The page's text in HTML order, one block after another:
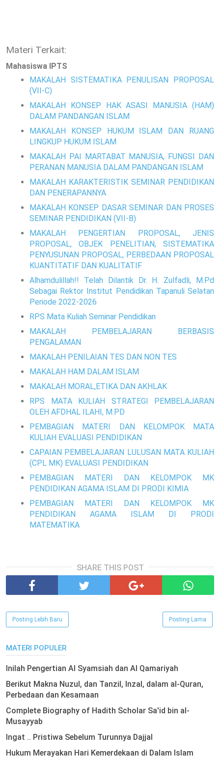
Materi Terkait:
Mahasiswa IPTS
MAKALAH SISTEMATIKA PENULISAN PROPOSAL
(VII-C)
MAKALAH KONSEP HAK ASASI MANUSIA (HAM)
DALAM PANDANGAN ISLAM
MAKALAH KONSEP HUKUM ISLAM DAN RUANG
LINGKUP HUKUM ISLAM
MAKALAH PAI MARTABAT MANUSIA, FUNGSI DAN
PERANAN MANUSIA DALAM PANDANGAN ISLAM
MAKALAH KARAKTERISTIK SEMINAR PENDIDIKAN
DAN PENERAPANNYA
MAKALAH KONSEP DASAR SEMINAR DAN PROSES
SEMINAR PENDIDIKAN (VII-B)
MAKALAH PENGERTIAN PROPOSAL, JENIS
PROPOSAL, OBJEK PENELITIAN, SISTEMATIKA
PENYUSUNAN PROPOSAL, PERBEDAAN PROPOSAL
KUANTITATIF DAN KUALITATIF
Alhamdulillah!! Telah Dilantik Dr. H. Zulfadli, M.Pd
Sebagai Rektor Institut Pendidikan Tapanuli Selatan
Periode 2022-2026
RPS Mata Kuliah Seminar Pendidikan
MAKALAH PEMBELAJARAN BERBASIS
PENGALAMAN
MAKALAH PENILAIAN TES DAN NON TES
MAKALAH HAM DALAM ISLAM
MAKALAH MORAL,ETIKA DAN AKHLAK
RPS MATA KULIAH STRATEGI PEMBELAJARAN
OLEH AFDHAL ILAHI, M.PD
PEMBAGIAN MATERI DAN KELOMPOK MATA
KULIAH EVALUASI PENDIDIKAN
CAPAIAN PEMBELAJARAN LULUSAN MATA KULIAH
(CPL MK) EVALUASI PENDIDIKAN
PEMBAGIAN MATERI DAN KELOMPOK MK
PENDIDIKAN AGAMA ISLAM DI PRODI KIMIA
PEMBAGIAN MATERI DAN KELOMPOK MK
PENDIDIKAN AGAMA ISLAM DI PRODI
MATEMATIKA
SHARE THIS POST
Posting Lebih Baru Posting Lama
MATERI POPULER
Inilah Pengertian Al Syamsiah dan Al Qamariyah
Berikut Makna Nuzul, dan Tanzil, Inzal, dalam al-Quran,
Perbedaan dan Kesamaan
Complete Biography of Hadith Scholar Sa'id bin al-
Musayyab
Ingat .. Pristiwa Sebelum Turunnya Dajjal
Hukum Merayakan Hari Kemerdekaan di Dalam Islam